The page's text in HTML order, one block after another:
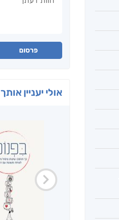
פרסום
אולי יעניין